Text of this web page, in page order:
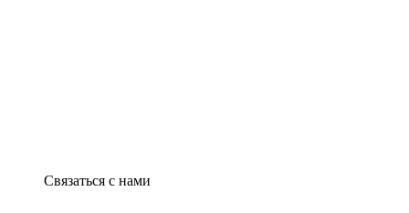
Связаться с нами